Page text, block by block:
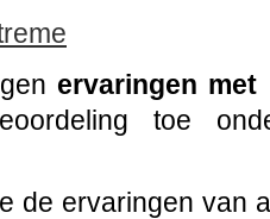
ervaringen met
toe
de ervaringen van